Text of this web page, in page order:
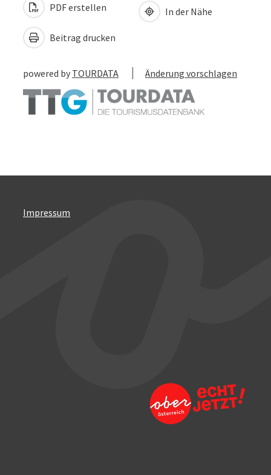
PDF erstellen
Beitrag drucken
In der Nähe
powered by TOURDATA Änderung vorschlagen
Impressum